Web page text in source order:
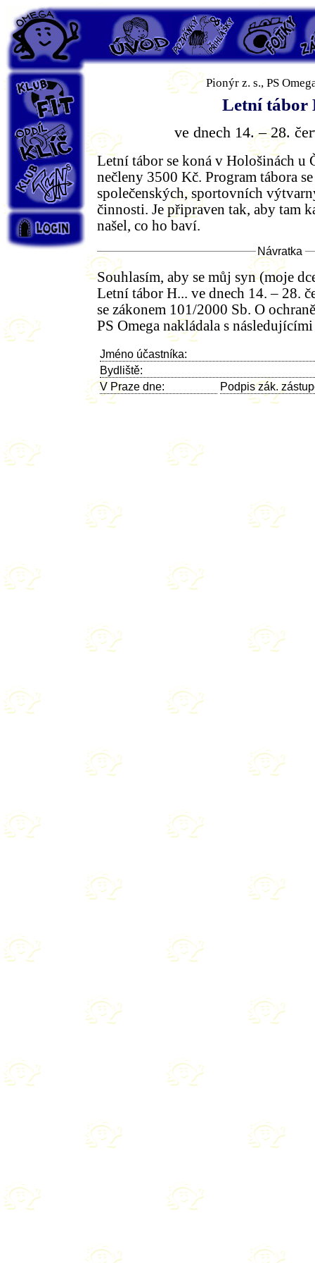
PS Omega
Úvod Pozvánky Fotky
Klub Fit
Oddíl Klíč
Klub Týn's
Login
Pionýr z. s., PS
Letní tábor
ve dnech 14. – 28.
Letní tábor se koná v Hološinách u
nečleny 3500 Kč. Program tábora
společenských, sportovních
činnosti. Je připraven tak, aby tam
našel, co ho baví.
Návratka
Souhlasím, aby se můj syn (moje
Letní tábor H... ve dnech 14. – 28.
se zákonem 101/2000 Sb. O
PS Omega nakládala s
Jméno účastníka:
Bydliště:
V Praze dne:
Podpis zák.